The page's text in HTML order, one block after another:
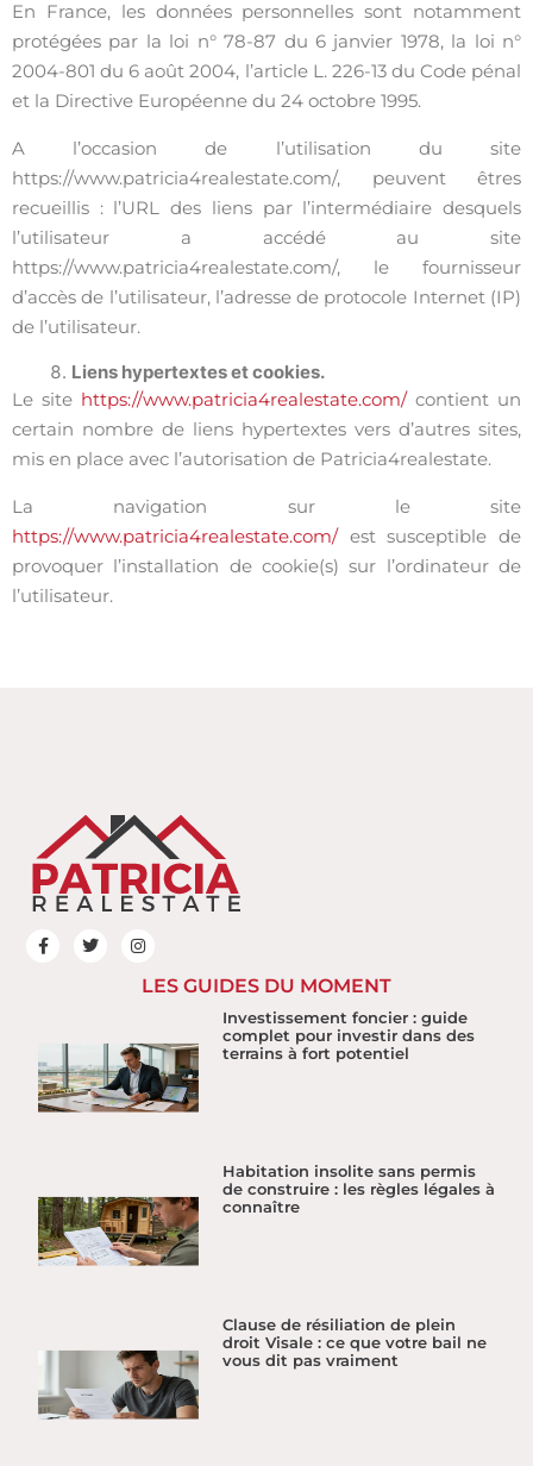
En France, les données personnelles sont notamment
protégées par la loi n° 78-87 du 6 janvier 1978, la loi n°
2004-801 du 6 août 2004, l’article L. 226-13 du Code pénal
et la Directive Européenne du 24 octobre 1995.
A l’occasion de l’utilisation du site
https://www.patricia4realestate.com/, peuvent êtres
recueillis : l’URL des liens par l’intermédiaire desquels
l’utilisateur a accédé au site
https://www.patricia4realestate.com/, le fournisseur
d’accès de l’utilisateur, l’adresse de protocole Internet (IP)
de l’utilisateur.
Liens hypertextes et cookies.
Le site https://www.patricia4realestate.com/contient un
certain nombre de liens hypertextes vers d’autres sites,
mis en place avec l’autorisation de Patricia4realestate.
La navigation sur le site
https://www.patricia4realestate.com/est susceptible de
provoquer l’installation de cookie(s) sur l’ordinateur de
l’utilisateur.
LES GUIDES DU MOMENT
Investissement foncier : guide
complet pour investir dans des
terrains à fort potentiel
Habitation insolite sans permis
de construire : les règles légales à
connaître
Clause de résiliation de plein
droit Visale : ce que votre bail ne
vous dit pas vraiment